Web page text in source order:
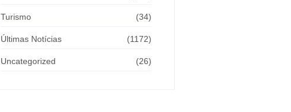
Turismo (34)
Últimas Notícias (1172)
Uncategorized (26)